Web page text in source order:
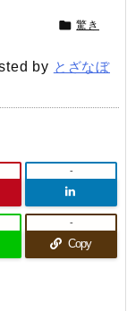
 驚き
by とざなぼ
-
Copy
-